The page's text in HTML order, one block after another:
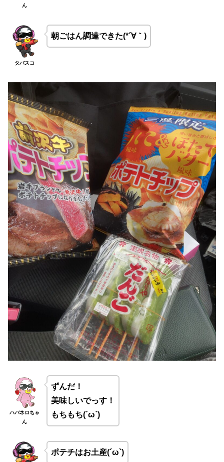
ん
タバスコ
朝ごはん調達できた(*´∀｀)
ハバネロちゃ
ん
ずんだ！
美味しいでっす！
もちもち(´ω`)
ポテチはお土産(´ω`)